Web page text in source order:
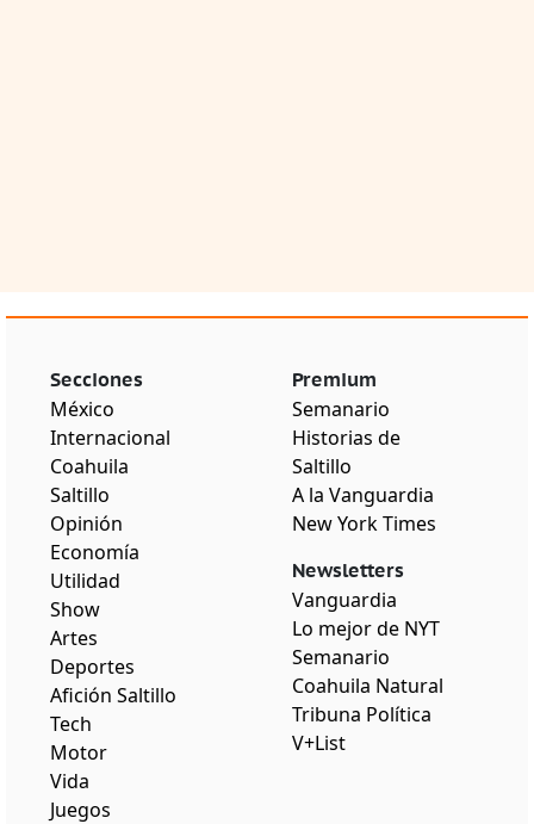
Secciones
México
Internacional
Coahuila
Saltillo
Opinión
Economía
Utilidad
Show
Artes
Deportes
Afición Saltillo
Tech
Motor
Vida
Juegos
Premium
Semanario
Historias de
Saltillo
A la Vanguardia
New York Times
Newsletters
Vanguardia
Lo mejor de NYT
Semanario
Coahuila Natural
Tribuna Política
V+List